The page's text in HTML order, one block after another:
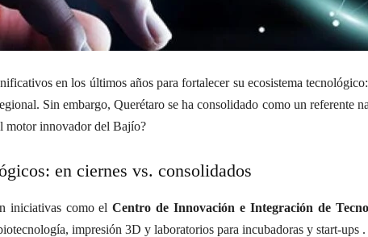
en los últimos años para fortalecer su ecosistema
Sin embargo, Querétaro se ha consolidado como un
motor innovador del Bajío?
en ciernes vs. consolidados
iniciativas como elCentro de Innovación e Integración de
impresión 3D y laboratorios para incubadoras y start-ups .